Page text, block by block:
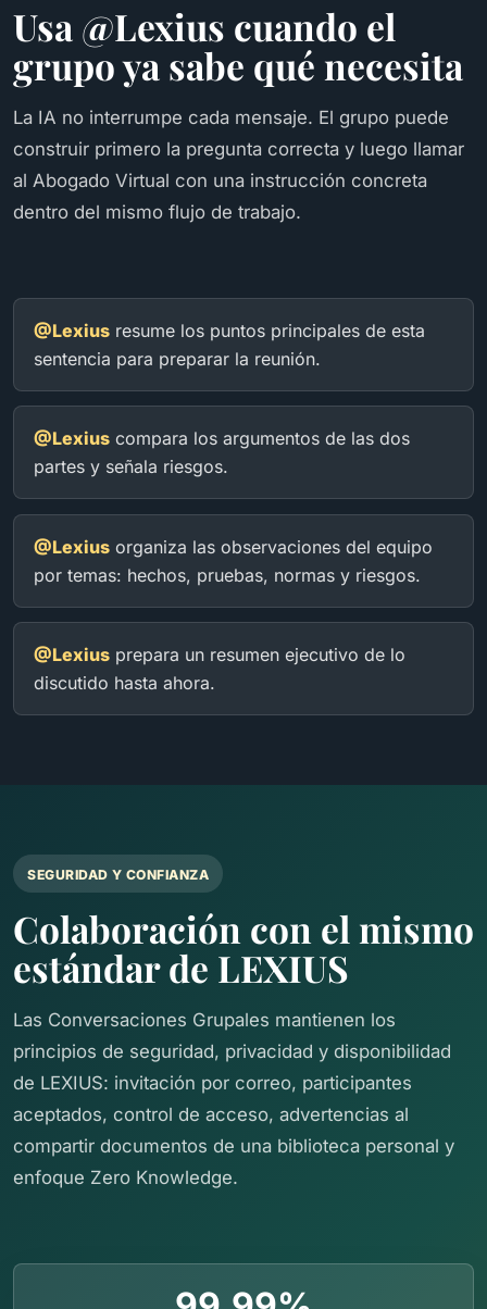
Usa @Lexius cuando el
grupo ya sabe qué necesita
La IA no interrumpe cada mensaje. El grupo puede
construir primero la pregunta correcta y luego llamar
al Abogado Virtual con una instrucción concreta
dentro del mismo flujo de trabajo.
@Lexiusresume los puntos principales de esta
sentencia para preparar la reunión.
@Lexiuscompara los argumentos de las dos
partes y señala riesgos.
@Lexiusorganiza las observaciones del equipo
por temas: hechos, pruebas, normas y riesgos.
@Lexiusprepara un resumen ejecutivo de lo
discutido hasta ahora.
SEGURIDAD Y CONFIANZA
Colaboración con el mismo
estándar de LEXIUS
Las Conversaciones Grupales mantienen los
principios de seguridad, privacidad y disponibilidad
de LEXIUS: invitación por correo, participantes
aceptados, control de acceso, advertencias al
compartir documentos de una biblioteca personal y
enfoque Zero Knowledge.